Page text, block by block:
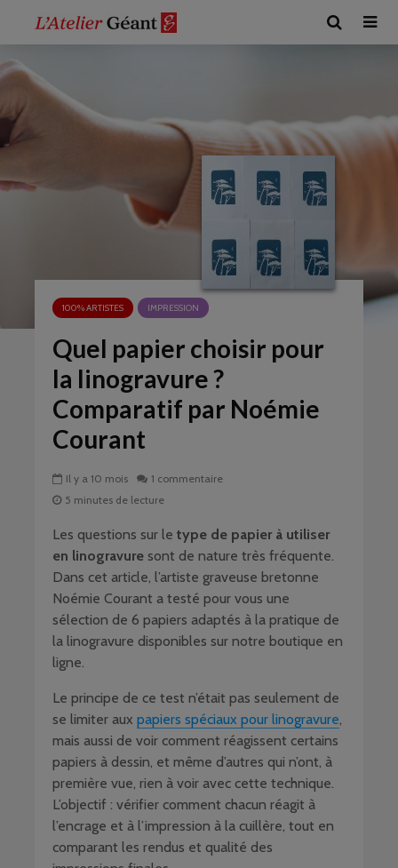
100% ARTISTES IMPRESSION
Quel papier choisir pour
la linogravure ?
Comparatif par Noémie
Courant
Il y a 10 mois
1 commentaire
5 minutes de lecture
Les questions sur le type de papier à utiliser
en linogravure sont de nature très fréquente.
Dans cet article, l’artiste graveuse bretonne
Noémie Courant a testé pour vous une
sélection de 6 papiers adaptés à la pratique de
la linogravure disponibles sur notre boutique en
ligne.
Le principe de ce test n’était pas seulement de
se limiter aux papiers spéciaux pour linogravure,
mais aussi de voir comment réagissent certains
papiers à dessin, et même d’autres qui n’ont, à
première vue, rien à voir avec cette technique.
L’objectif : vérifier comment chacun réagit à
l’encrage et à l’impression à la cuillère, tout en
comparant les rendus et qualité des